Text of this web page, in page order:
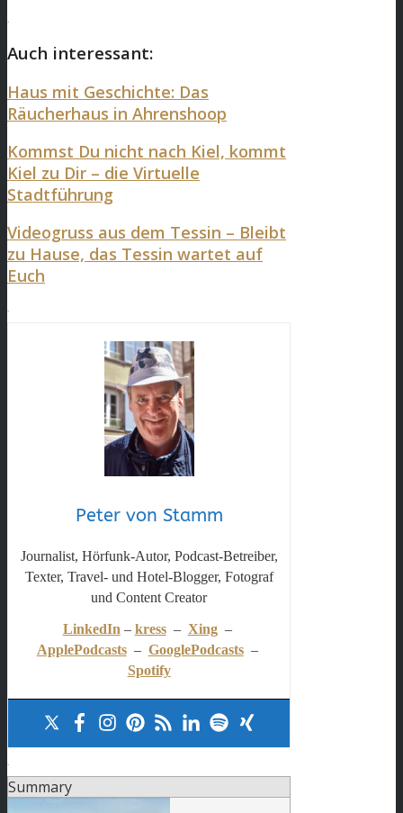
.
Auch interessant:
Haus mit Geschichte: Das
Räucherhaus in Ahrenshoop
Kommst Du nicht nach Kiel, kommt
Kiel zu Dir – die Virtuelle
Stadtführung
Videogruss aus dem Tessin – Bleibt
zu Hause, das Tessin wartet auf
Euch
.
Peter von Stamm
Journalist, Hörfunk-Autor, Podcast-Betreiber,
Texter, Travel- und Hotel-Blogger, Fotograf
und Content Creator
LinkedIn – kress– Xing–
ApplePodcasts– GooglePodcasts–
Spotify
.
Summary